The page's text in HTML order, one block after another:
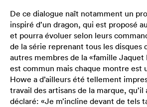
De ce dialogue naît notamment un
inspiré d’un dragon, qui est proposé
et pourra évoluer selon leurs
de la série reprenant tous les disques
autres membres de la «famille Jaquet
est commun mais chaque montre est
Howe a d’ailleurs été tellement
travail des artisans de la marque,
déclaré: «Je m’incline devant de tels